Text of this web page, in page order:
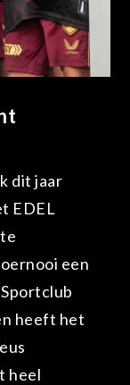
dit jaar
EDEL
een
heeft het
heel